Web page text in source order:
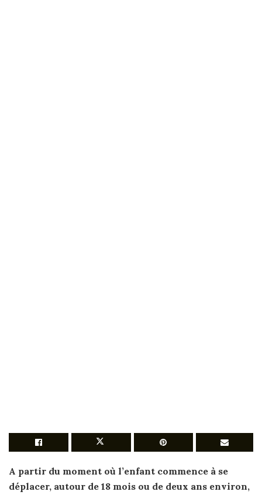
A partir du moment où l’enfant commence à se
déplacer, autour de 18 mois ou de deux ans environ,